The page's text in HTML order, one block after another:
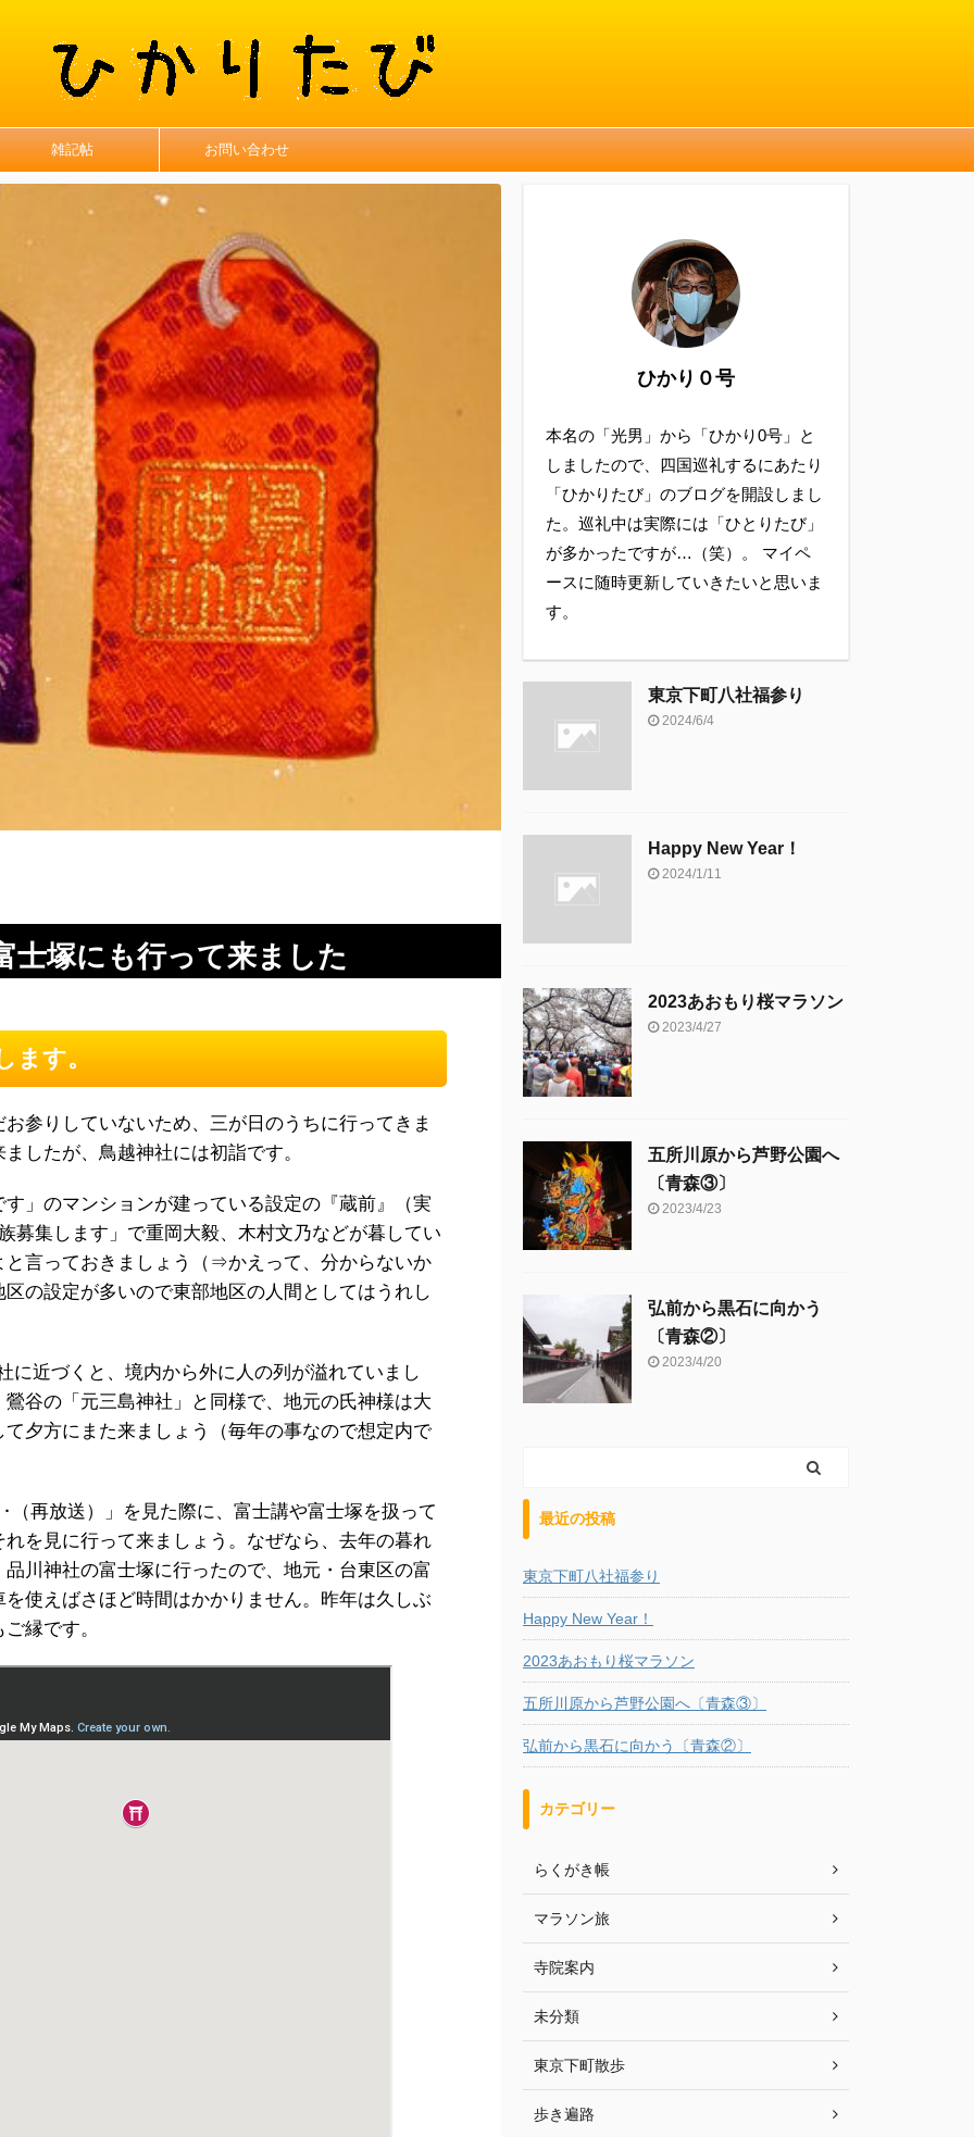
雑記帖 お問い合わせ
士塚にも行って来ました
ます。
参りしていないため、三が日のうちに行ってきま
したが、鳥越神社には初詣です。
」のマンションが建っている設定の『蔵前』（実
募集します」で重岡大毅、木村文乃などが暮してい
言っておきましょう（⇒かえって、分からないか
の設定が多いので東部地区の人間としてはうれし
に近づくと、境内から外に人の列が溢れていまし
谷の「元三島神社」と同様で、地元の氏神様は大
夕方にまた来ましょう（毎年の事なので想定内で
再放送）」を見た際に、富士講や富士塚を扱って
を見に行って来ましょう。なぜなら、去年の暮れ
川神社の富士塚に行ったので、地元・台東区の富
使えばさほど時間はかかりません。昨年は久しぶ
縁です。
ひかり０号
本名の「光男」から「ひかり0号」と
しましたので、四国巡礼するにあたり
「ひかりたび」のブログを開設しまし
た。巡礼中は実際には「ひとりたび」
が多かったですが…（笑）。 マイペ
ースに随時更新していきたいと思いま
す。
東京下町八社福参り
2024/6/4
Happy New Year！
2024/1/11
2023あおもり桜マラソン
2023/4/27
五所川原から芦野公園へ
〔青森③〕
2023/4/23
弘前から黒石に向かう
〔青森②〕
2023/4/20
最近の投稿
東京下町八社福参り
Happy New Year！
2023あおもり桜マラソン
五所川原から芦野公園へ〔青森③〕
弘前から黒石に向かう〔青森②〕
カテゴリー
らくがき帳
マラソン旅
寺院案内
未分類
東京下町散歩
歩き遍路